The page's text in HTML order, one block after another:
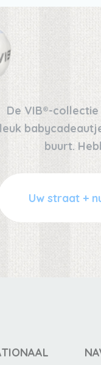
De VIB®-
leuk
buurt.